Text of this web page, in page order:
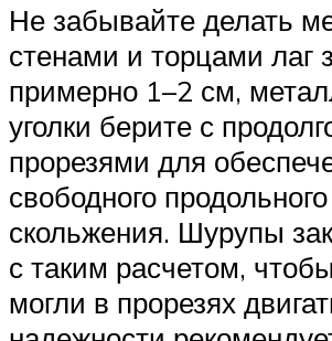
Не забывайте делать
стенами и торцами лаг
примерно 1–2 см,
уголки берите с
прорезями для
свободного продольного
скольжения. Шурупы
с таким расчетом,
могли в прорезях